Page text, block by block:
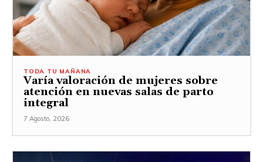
TODA TU MAÑANA
Varía valoración de mujeres sobre
atención en nuevas salas de parto
integral
7 Agosto, 2026